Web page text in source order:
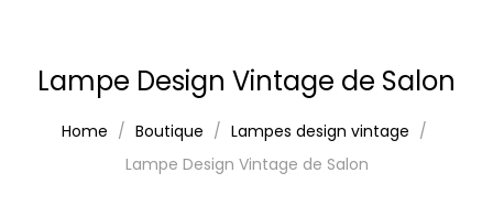
Lampe Design Vintage de Salon
Home Boutique
Lampes design vintage
Lampe Design Vintage de Salon